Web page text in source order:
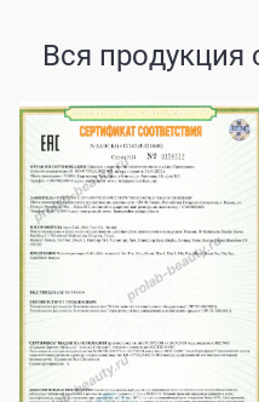
Вся продукция